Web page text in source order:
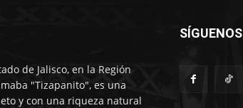
de Jalisco, en la Región
"Tizapanito", es una
y con una riqueza natural
SÍGUENOS